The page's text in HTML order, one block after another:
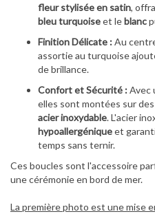
fleur stylisée en satin,
bleu turquoiseet leblanc
Finition Délicate :Au
assortie au turquoise
de brillance.
Confort et Sécurité :Avec
elles sont montées sur des
acier inoxydable. L'acier
hypoallergéniqueet
temps sans ternir.
Ces boucles sont l'accessoire
une cérémonie en bord de mer.
La première photo est une mise